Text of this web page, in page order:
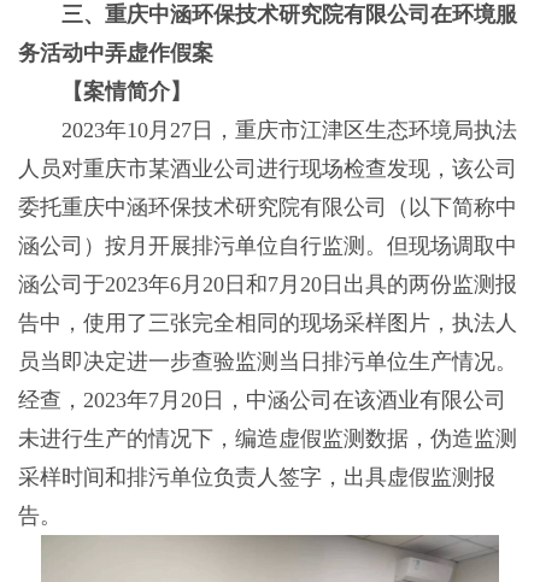
三、重庆中涵环保技术研究院有限公司在环境服
务活动中弄虚作假案
【案情简介】
2023年10月27日，重庆市江津区生态环境局执法
人员对重庆市某酒业公司进行现场检查发现，该公司
委托重庆中涵环保技术研究院有限公司（以下简称中
涵公司）按月开展排污单位自行监测。但现场调取中
涵公司于2023年6月20日和7月20日出具的两份监测报
告中，使用了三张完全相同的现场采样图片，执法人
员当即决定进一步查验监测当日排污单位生产情况。
经查，2023年7月20日，中涵公司在该酒业有限公司
未进行生产的情况下，编造虚假监测数据，伪造监测
采样时间和排污单位负责人签字，出具虚假监测报
告。